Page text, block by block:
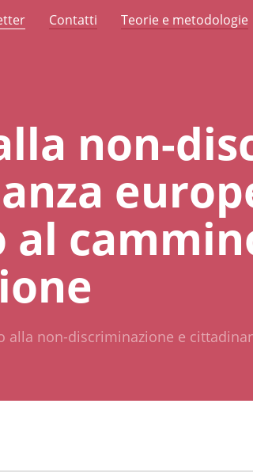
Contatti Teorie e metodologie
non-
al
alla non-discriminazione e